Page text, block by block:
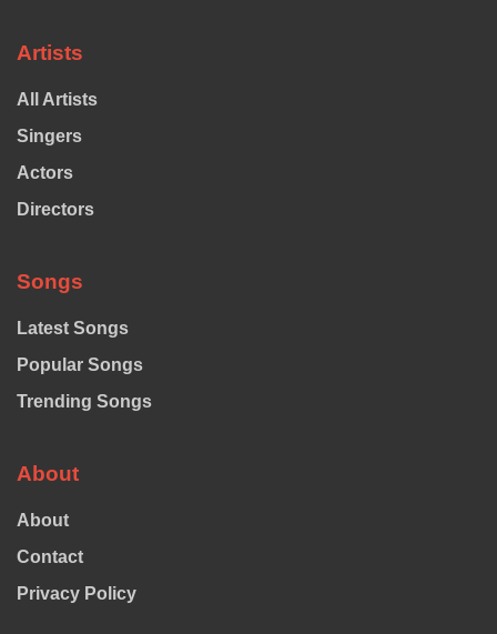
Artists
All Artists
Singers
Actors
Directors
Songs
Latest Songs
Popular Songs
Trending Songs
About
About
Contact
Privacy Policy